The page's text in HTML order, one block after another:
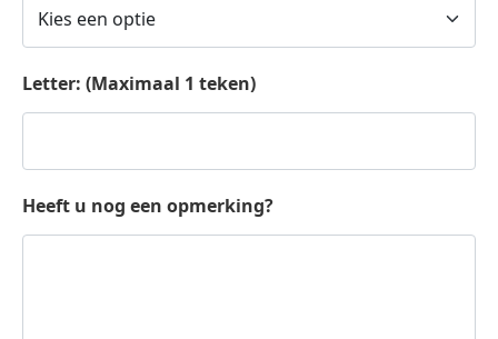
Letter: (Maximaal 1 teken)
Heeft u nog een opmerking?